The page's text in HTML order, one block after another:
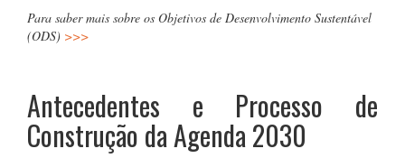
Para saber mais sobre os Objetivos de Desenvolvimento Sustentável
(ODS) >>>
Antecedentes e Processo de
Construção da Agenda 2030